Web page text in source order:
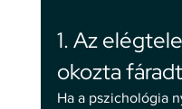
1. Az
okozta
Ha a pszichológia